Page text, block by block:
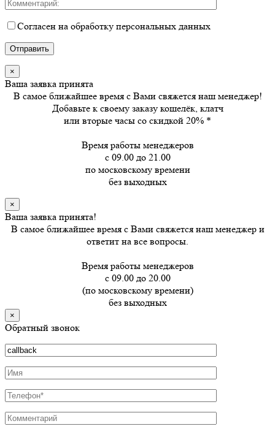
Согласен на обработку персональных данных
×
Ваша заявка принята
В самое ближайшее время с Вами свяжется наш менеджер!
Добавьте к своему заказу кошелёк, клатч
или вторые часы со скидкой 20% *
Время работы менеджеров
с 09.00 до 21.00
по московскому времени
без выходных
×
Ваша заявка принята!
В самое ближайшее время с Вами свяжется наш менеджер и
ответит на все вопросы.
Время работы менеджеров
с 09.00 до 20.00
(по московскому времени)
без выходных
×
Обратный звонок